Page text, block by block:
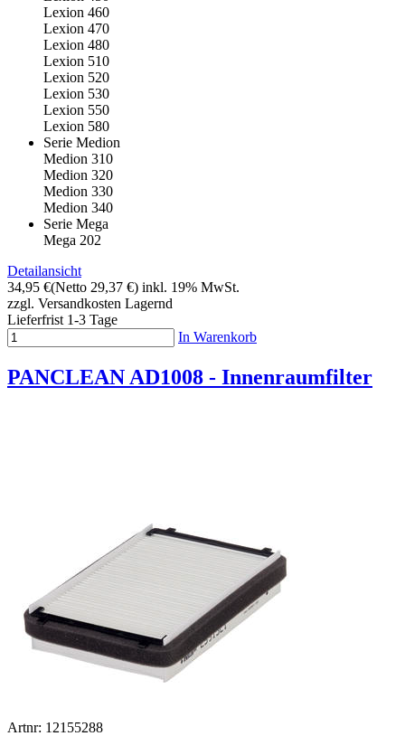
Lexion 460
Lexion 470
Lexion 480
Lexion 510
Lexion 520
Lexion 530
Lexion 550
Lexion 580
Serie Medion
Medion 310
Medion 320
Medion 330
Medion 340
Serie Mega
Mega 202
Detailansicht
34,95 €(Netto 29,37 €) inkl. 19% MwSt.
zzgl. Versandkosten Lagernd
Lieferfrist 1-3 Tage
In Warenkorb
PANCLEAN AD1008 - Innenraumfilter
Artnr: 12155288